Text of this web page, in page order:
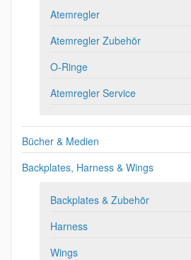
Atemregler
Atemregler Zubehör
O-Ringe
Atemregler Service
Bücher & Medien
Backplates, Harness & Wings
Backplates & Zubehör
Harness
Wings